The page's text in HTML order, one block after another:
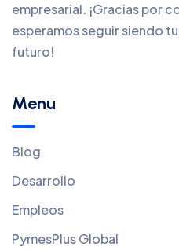
empresarial. ¡Gracias por
esperamos seguir siendo
futuro!
Menu
Blog
Desarrollo
Empleos
PymesPlus Global